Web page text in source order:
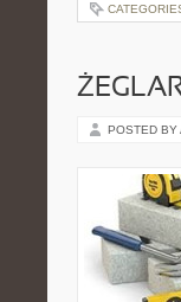
POSTED BY